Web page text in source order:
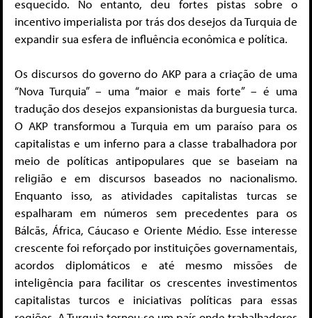
esquecido. No entanto, deu fortes pistas sobre o
incentivo imperialista por trás dos desejos da Turquia de
expandir sua esfera de influência econômica e política.
Os discursos do governo do AKP para a criação de uma
“Nova Turquia” – uma “maior e mais forte” – é uma
tradução dos desejos expansionistas da burguesia turca.
O AKP transformou a Turquia em um paraíso para os
capitalistas e um inferno para a classe trabalhadora por
meio de políticas antipopulares que se baseiam na
religião e em discursos baseados no nacionalismo.
Enquanto isso, as atividades capitalistas turcas se
espalharam em números sem precedentes para os
Bálcãs, África, Cáucaso e Oriente Médio. Esse interesse
crescente foi reforçado por instituições governamentais,
acordos diplomáticos e até mesmo missões de
inteligência para facilitar os crescentes investimentos
capitalistas turcos e iniciativas políticas para essas